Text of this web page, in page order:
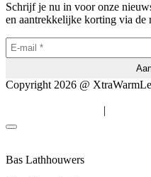
Schrijf je nu in voor onze
en aantrekkelijke korting via de
Copyright 2026 @
Bas Lathhouwers